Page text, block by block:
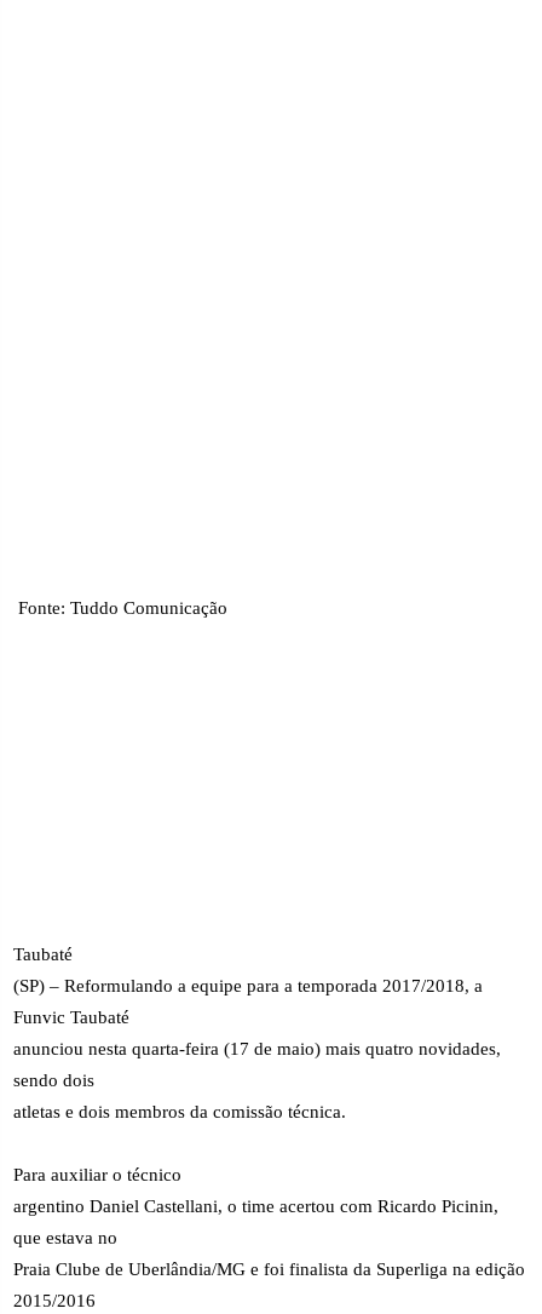
Fonte: Tuddo Comunicação
Taubaté
(SP) – Reformulando a equipe para a temporada 2017/2018, a
Funvic Taubaté
anunciou nesta quarta-feira (17 de maio) mais quatro novidades,
sendo dois
atletas e dois membros da comissão técnica.
Para auxiliar o técnico
argentino Daniel Castellani, o time acertou com Ricardo Picinin,
que estava no
Praia Clube de Uberlândia/MG e foi finalista da Superliga na edição
2015/2016